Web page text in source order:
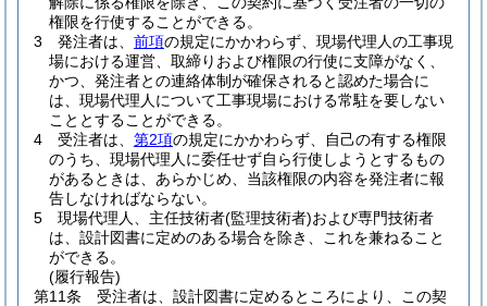
権限を行使することができる。
3
発注者は、 前項の規定にかかわらず、現場代理人の工事現
場における運営、取締りおよび権限の行使に支障がなく、
かつ、発注者との連絡体制が確保されると認めた場合に
は、現場代理人について工事現場における常駐を要しない
こととすることができる。
4
受注者は、 第2項の規定にかかわらず、自己の有する権限
のうち、現場代理人に委任せず自ら行使しようとするもの
があるときは、あらかじめ、当該権限の内容を発注者に報
告しなければならない。
5
現場代理人、主任技術者(監理技術者)および専門技術者
は、設計図書に定めのある場合を除き、これを兼ねること
ができる。
(履行報告)
第11条
受注者は、設計図書に定めるところにより、この契